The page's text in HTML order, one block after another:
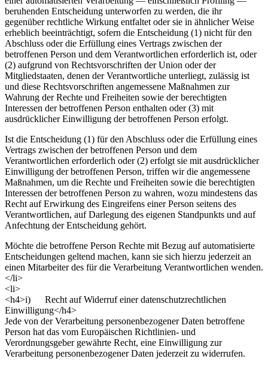
beruhenden Entscheidung unterworfen zu werden, die ihr
gegenüber rechtliche Wirkung entfaltet oder sie in ähnlicher Weise
erheblich beeinträchtigt, sofern die Entscheidung (1) nicht für den
Abschluss oder die Erfüllung eines Vertrags zwischen der
betroffenen Person und dem Verantwortlichen erforderlich ist, oder
(2) aufgrund von Rechtsvorschriften der Union oder der
Mitgliedstaaten, denen der Verantwortliche unterliegt, zulässig ist
und diese Rechtsvorschriften angemessene Maßnahmen zur
Wahrung der Rechte und Freiheiten sowie der berechtigten
Interessen der betroffenen Person enthalten oder (3) mit
ausdrücklicher Einwilligung der betroffenen Person erfolgt.
Ist die Entscheidung (1) für den Abschluss oder die Erfüllung eines
Vertrags zwischen der betroffenen Person und dem
Verantwortlichen erforderlich oder (2) erfolgt sie mit ausdrücklicher
Einwilligung der betroffenen Person, triffen wir die angemessene
Maßnahmen, um die Rechte und Freiheiten sowie die berechtigten
Interessen der betroffenen Person zu wahren, wozu mindestens das
Recht auf Erwirkung des Eingreifens einer Person seitens des
Verantwortlichen, auf Darlegung des eigenen Standpunkts und auf
Anfechtung der Entscheidung gehört.
Möchte die betroffene Person Rechte mit Bezug auf automatisierte
Entscheidungen geltend machen, kann sie sich hierzu jederzeit an
einen Mitarbeiter des für die Verarbeitung Verantwortlichen wenden.
</li>
<li>
<h4>i) Recht auf Widerruf einer datenschutzrechtlichen
Einwilligung</h4>
Jede von der Verarbeitung personenbezogener Daten betroffene
Person hat das vom Europäischen Richtlinien- und
Verordnungsgeber gewährte Recht, eine Einwilligung zur
Verarbeitung personenbezogener Daten jederzeit zu widerrufen.